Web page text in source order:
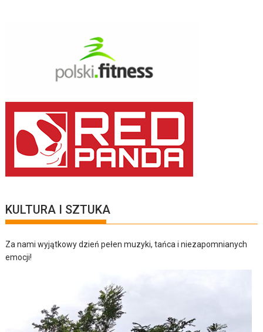
KULTURA I SZTUKA
Za nami wyjątkowy dzień pełen muzyki, tańca i niezapomnianych
emocji!